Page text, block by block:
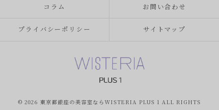
コラム お問い合わせ
プライバシーポリシー サイトマップ
© 2026 東京都銀座の美容室ならWISTERIA PLUS 1 ALL RIGHTS